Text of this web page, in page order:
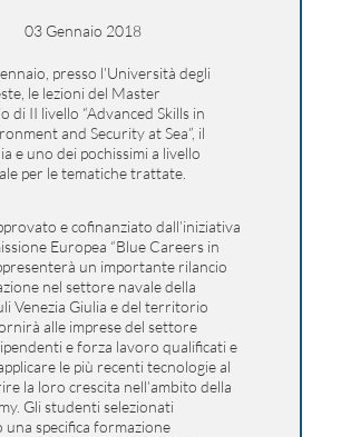
03 Gennaio 2018
presso l’Università degli
le lezioni del Master
di II livello “Advanced Skills in
and Security at Sea”, il
e uno dei pochissimi a livello
per le tematiche trattate.
e cofinanziato dall’iniziativa
Europea “Blue Careers in
un importante rilancio
nel settore navale della
Venezia Giulia e del territorio
alle imprese del settore
e forza lavoro qualificati e
le più recenti tecnologie al
la loro crescita nell’ambito della
Gli studenti selezionati
una specifica formazione